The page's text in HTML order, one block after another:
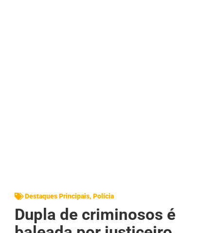
Destaques Principais, Polícia
Dupla de criminosos é